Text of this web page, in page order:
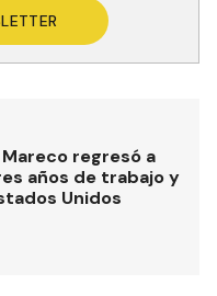
regresó a
años de trabajo y
Unidos